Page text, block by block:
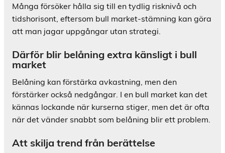
Många försöker hålla sig till en tydlig risknivå och
tidshorisont, eftersom bull market-stämning kan göra
att man jagar uppgångar utan strategi.
Därför blir belåning extra känsligt i bull
market
Belåning kan förstärka avkastning, men den
förstärker också nedgångar. I en bull market kan det
kännas lockande när kurserna stiger, men det är ofta
när det vänder snabbt som belåning blir ett problem.
Att skilja trend från berättelse